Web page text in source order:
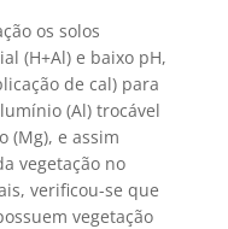
os solos
(H+Al) e baixo pH,
de cal) para
(Al) trocável
(Mg), e assim
vegetação no
verificou-se que
vegetação